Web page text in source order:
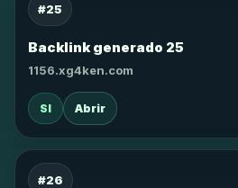
#25
Backlink generado 25
1156.xg4ken.com
SI Abrir
#26